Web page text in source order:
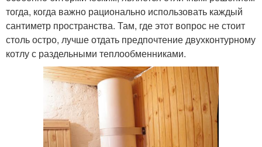
тогда, когда важно рационально использовать каждый
сантиметр пространства. Там, где этот вопрос не стоит
столь остро, лучше отдать предпочтение двухконтурному
котлу с раздельными теплообменниками.